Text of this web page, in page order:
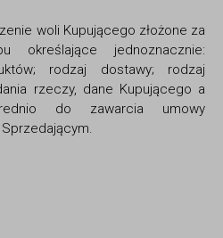
woli Kupującego złożone za
określające jednoznacznie:
rodzaj dostawy; rodzaj
rzeczy, dane Kupującego a
do zawarcia umowy